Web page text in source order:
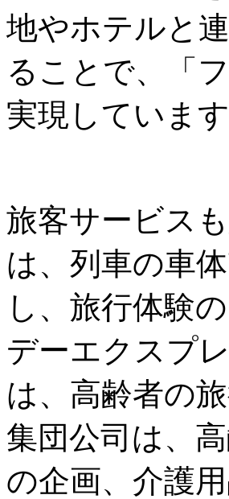
地やホテルと
ることで、「
実現しています
旅客サービス
は、列車の車
し、旅行体験
デーエクスプ
は、高齢者の
集団公司は、
の企画、介護